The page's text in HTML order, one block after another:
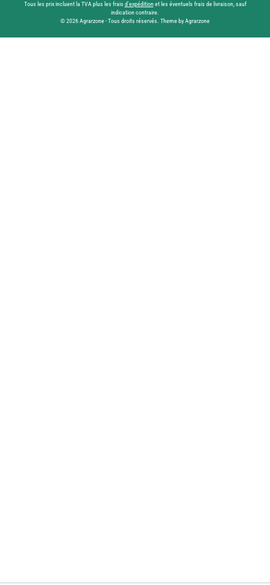
Tous les prix incluent la TVA plus les frais d'expéditionet les éventuels frais de livraison, sauf
indication contraire.
© 2026 Agrarzone - Tous droits réservés. Theme by Agrarzone